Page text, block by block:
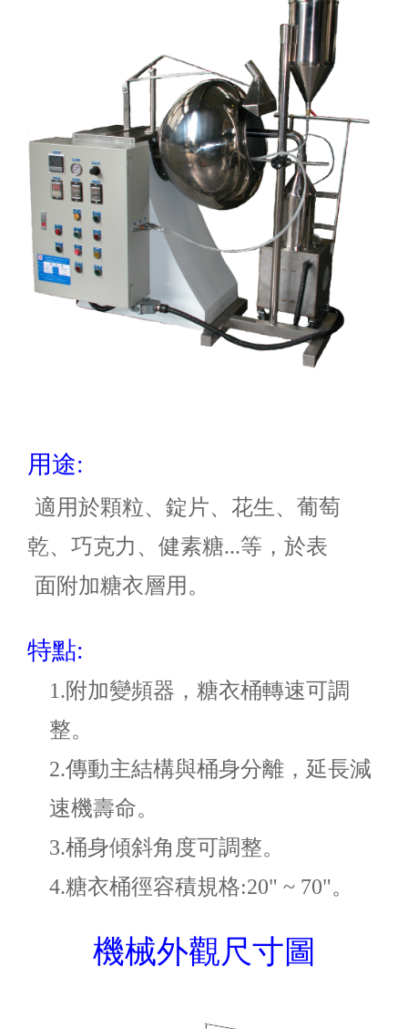
用途:
適用於顆粒、錠片、花生、葡萄
乾、巧克力、健素糖...等，於表
面附加糖衣層用。
特點:
1.附加變頻器，糖衣桶轉速可調
整。
2.傳動主結構與桶身分離，延長減
速機壽命。
3.桶身傾斜角度可調整。
4.糖衣桶徑容積規格:20" ~ 70"。
機械外觀尺寸圖